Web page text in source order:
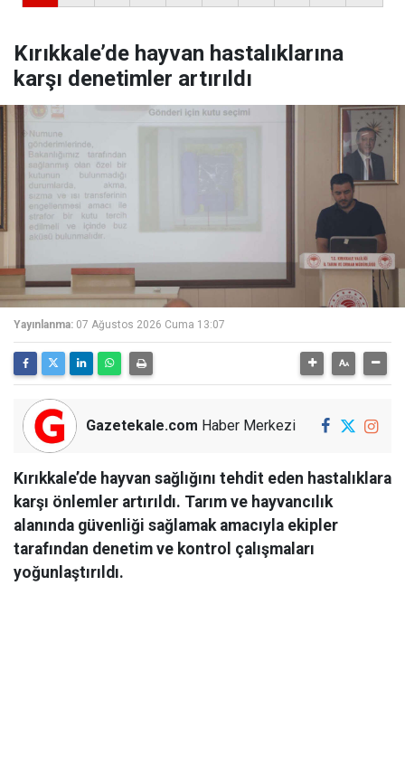
Kırıkkale’de hayvan hastalıklarına
karşı denetimler artırıldı
Yayınlanma: 07 Ağustos 2026 Cuma 13:07
Gazetekale.com Haber Merkezi
Kırıkkale’de hayvan sağlığını tehdit eden hastalıklara
karşı önlemler artırıldı. Tarım ve hayvancılık
alanında güvenliği sağlamak amacıyla ekipler
tarafından denetim ve kontrol çalışmaları
yoğunlaştırıldı.